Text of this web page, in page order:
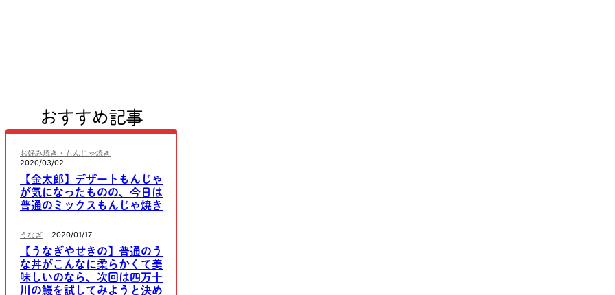
おすすめ記事
お好み焼き・もんじゃ焼き
2020/03/02
【金太郎】デザートもんじゃ
が気になったものの、今日は
普通のミックスもんじゃ焼き
うなぎ 2020/01/17
【うなぎやせきの】普通のう
な丼がこんなに柔らかくて美
味しいのなら、次回は四万十
川の鰻を試してみようと決め